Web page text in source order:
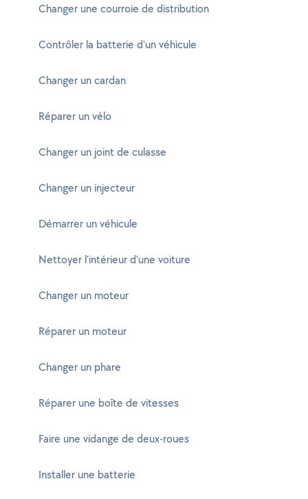
Changer une courroie de distribution
Contrôler la batterie d'un véhicule
Changer un cardan
Réparer un vélo
Changer un joint de culasse
Changer un injecteur
Démarrer un véhicule
Nettoyer l'intérieur d'une voiture
Changer un moteur
Réparer un moteur
Changer un phare
Réparer une boîte de vitesses
Faire une vidange de deux-roues
Installer une batterie